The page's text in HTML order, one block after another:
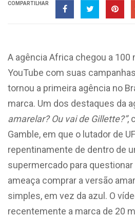
COMPARTILHAR
A agência Africa chegou a
YouTube com suas
tornou a primeira agência no
marca. Um dos destaques da
amarelar? Ou vai de Gillette?”,
Gamble, em que o lutador de
repentinamente de dentro de
supermercado para
ameaça comprar a versão
simples, em vez da azul. O
recentemente a marca de 20